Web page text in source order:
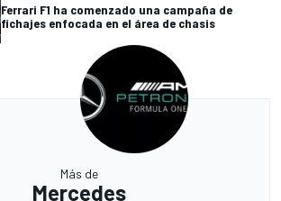
Ferrari F1 ha comenzado una campaña de
fichajes enfocada en el área de chasis
Más de
Mercedes